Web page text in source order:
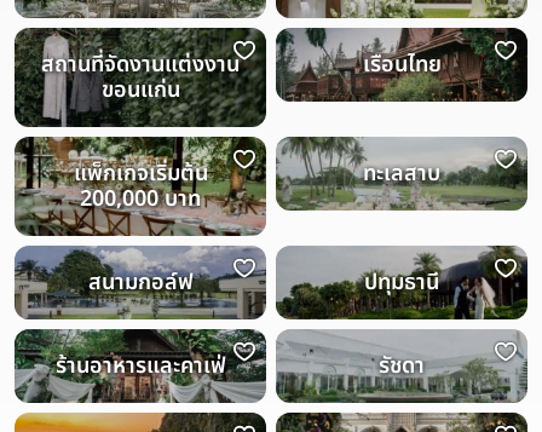
สถานที่จัดงานแต่งงาน
ขอนแก่น
เรือนไทย
แพ็กเกจเริ่มต้น
200,000 บาท
ทะเลสาบ
สนามกอล์ฟ ปทุมธานี
ร้านอาหารและคาเฟ่ รัชดา